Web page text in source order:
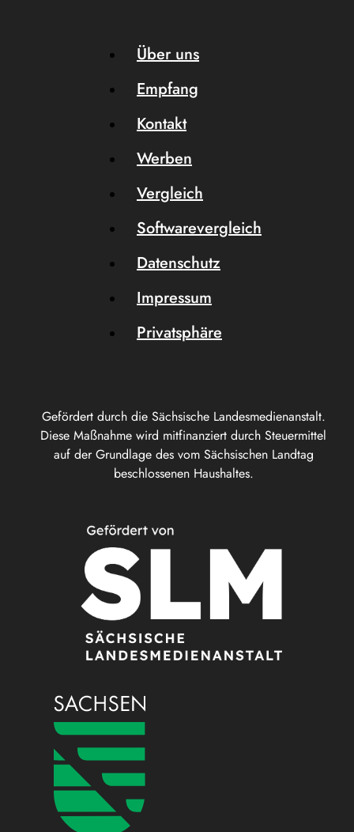
Gefördert durch die Sächsische Landesmedienanstalt.
Diese Maßnahme wird mitfinanziert durch Steuermittel
auf der Grundlage des vom Sächsischen Landtag
beschlossenen Haushaltes.
Über uns
Empfang
Kontakt
Werben
Vergleich
Softwarevergleich
Datenschutz
Impressum
Privatsphäre